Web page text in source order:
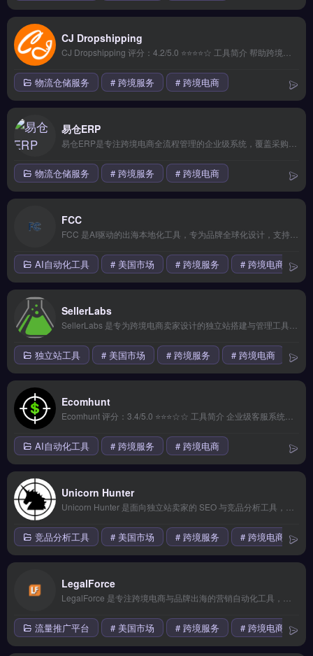
CJ Dropshipping
物流仓储服务 # 跨境服务 # 跨境电商
易仓ERP
物流仓储服务 # 跨境服务 # 跨境电商
FCC
AI自动化工具 # 美国市场 # 跨境服务 # 跨境电商
SellerLabs
独立站工具 # 美国市场 # 跨境服务 # 跨境电商
Ecomhunt
AI自动化工具 # 跨境服务 # 跨境电商
Unicorn Hunter
竞品分析工具 # 美国市场 # 跨境服务 # 跨境电商
LegalForce
流量推广平台 # 美国市场 # 跨境服务 # 跨境电商